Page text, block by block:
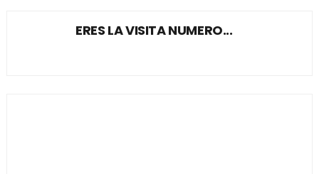
ERES LA VISITA NUMERO...